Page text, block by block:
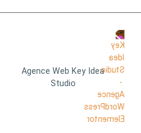
Agence Web Key Idea
Studio